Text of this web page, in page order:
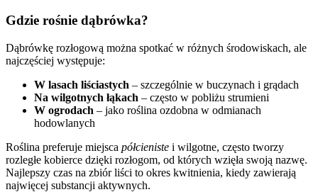
Gdzie rośnie dąbrówka?
Dąbrówkę rozłogową można spotkać w różnych środowiskach, ale
najczęściej występuje:
W lasach liściastych – szczególnie w buczynach i grądach
Na wilgotnych łąkach – często w pobliżu strumieni
W ogrodach – jako roślina ozdobna w odmianach
hodowlanych
Roślina preferuje miejsca półcieniste i wilgotne, często tworzy
rozległe kobierce dzięki rozłogom, od których wzięła swoją nazwę.
Najlepszy czas na zbiór liści to okres kwitnienia, kiedy zawierają
najwięcej substancji aktywnych.